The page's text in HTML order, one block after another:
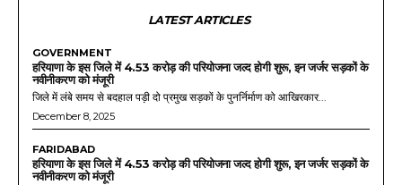
LATEST ARTICLES
GOVERNMENT
हरियाणा के इस जिले में 4.53 करोड़ की परियोजना जल्द होगी शुरू, इन जर्जर सड़कों के
नवीनीकरण को मंजूरी
जिले में लंबे समय से बदहाल पड़ी दो प्रमुख सड़कों के पुनर्निर्माण को आखिरकार...
December 8, 2025
FARIDABAD
हरियाणा के इस जिले में 4.53 करोड़ की परियोजना जल्द होगी शुरू, इन जर्जर सड़कों के
नवीनीकरण को मंजूरी